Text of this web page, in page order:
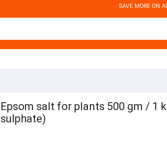
SAVE MORE ON
Epsom salt for plants 500 gm / 1
sulphate)